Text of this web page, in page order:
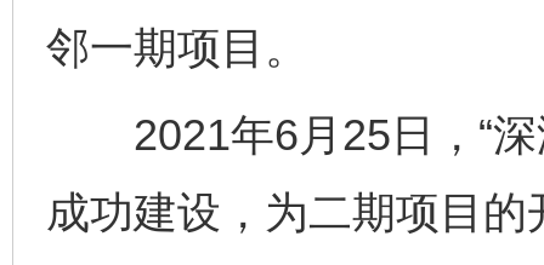
邻一期项目。
2021年6月25日，“深
成功建设，为二期项目